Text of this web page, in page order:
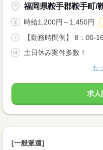
福岡県鞍手郡鞍手町/
時給1,200円～1,450円
【勤務時間例】 8：00-
土日休み案件多数！
も
求人
[一般派遣]